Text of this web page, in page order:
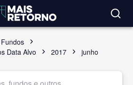
Data Alvo
2017 junho